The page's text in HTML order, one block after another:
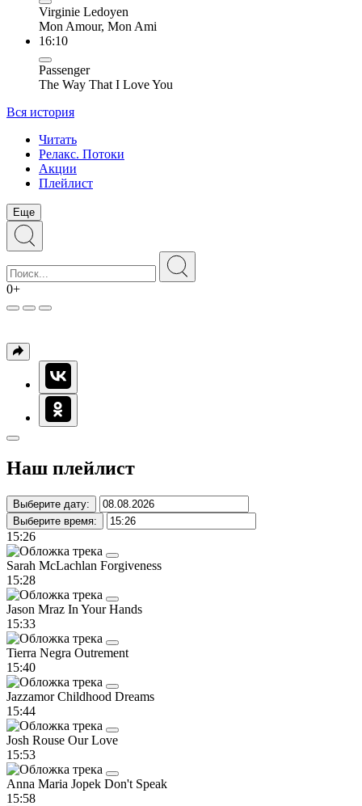
Virginie Ledoyen
Mon Amour, Mon Ami
16:10
Passenger
The Way That I Love You
Вся история
Читать
Релакс. Потоки
Акции
Плейлист
Еще
0+
Наш плейлист
Выберите дату:
Выберите время:
15:26
Sarah McLachlan Forgiveness
15:28
Jason Mraz In Your Hands
15:33
Tierra Negra Outrement
15:40
JazzamorChildhood Dreams
15:44
Josh Rouse Our Love
15:53
Anna Maria Jopek Don't Speak
15:58